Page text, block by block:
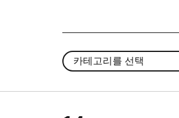
카테고리를 선택